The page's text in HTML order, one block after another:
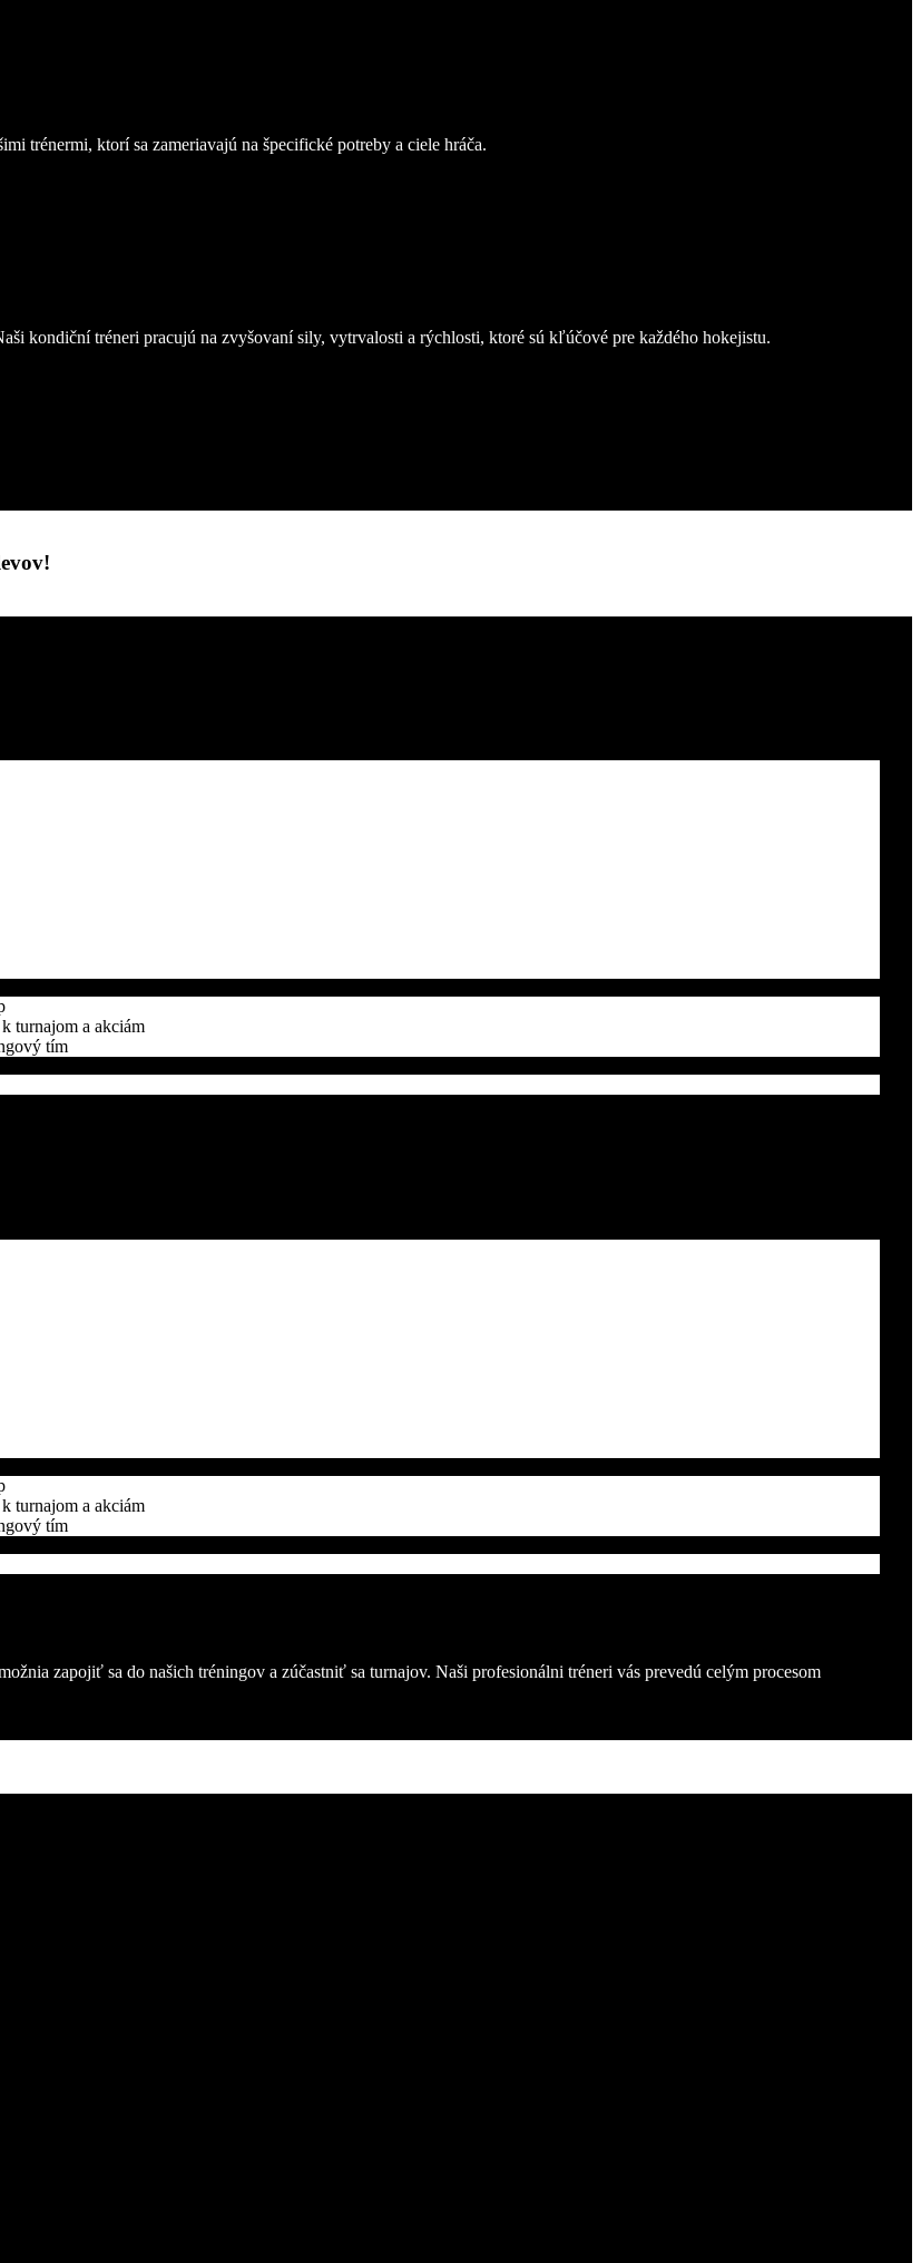
trénermi, ktorí sa zameriavajú na špecifické potreby a ciele hráča.
kondiční tréneri pracujú na zvyšovaní sily, vytrvalosti a rýchlosti, ktoré sú kľúčové pre každého hokejistu.
turnajom a akciám
tím
turnajom a akciám
tím
zapojiť sa do našich tréningov a zúčastniť sa turnajov. Naši profesionálni tréneri vás prevedú celým procesom